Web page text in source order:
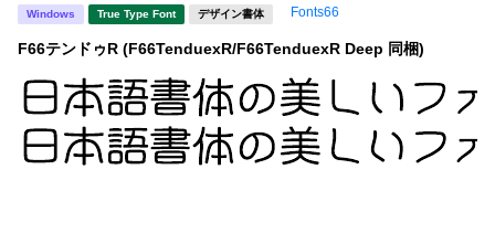
Windows True Type Font デザイン書体 Fonts66
F66テンドゥR (F66TenduexR/F66TenduexR Deep 同梱)